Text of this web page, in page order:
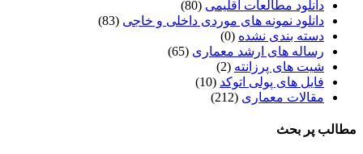
دانلود مطالعات اقلیمی (80)
دانلود نمونه های موردی داخلی و خاجی (83)
دسته بندی نشده (0)
رساله های ارشد معماری (65)
شیت های پرزانته (2)
فایل های پولی اتوکد (10)
مقالات معماری (212)
مطالب پر بحث